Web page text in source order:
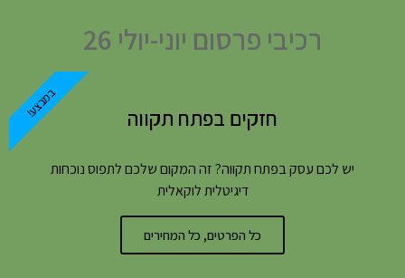
רכיבי פרסום יוני-יולי 26
חזקים בפתח תקווה
יש לכם עסק בפתח תקווה? זה המקום שלכם לתפוס נוכחות
דיגיטלית לוקאלית
כל הפרטים, כל המחירים
במבצע!